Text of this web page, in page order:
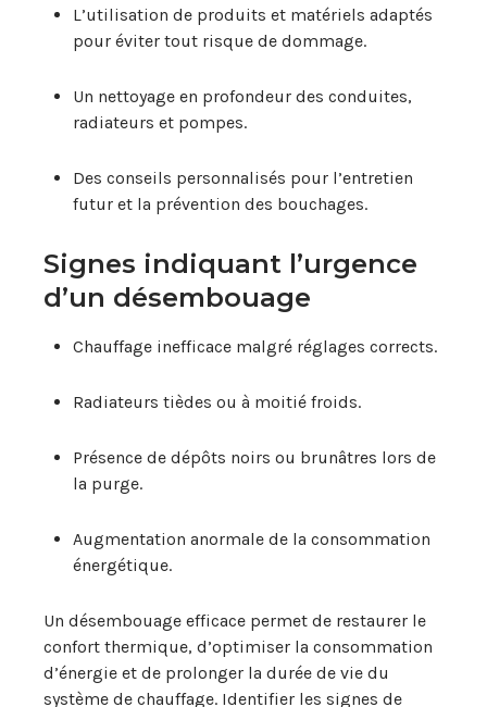
L’utilisation de produits et matériels adaptés
pour éviter tout risque de dommage.
Un nettoyage en profondeur des conduites,
radiateurs et pompes.
Des conseils personnalisés pour l’entretien
futur et la prévention des bouchages.
Signes indiquant l’urgence
d’un désembouage
Chauffage inefficace malgré réglages corrects.
Radiateurs tièdes ou à moitié froids.
Présence de dépôts noirs ou brunâtres lors de
la purge.
Augmentation anormale de la consommation
énergétique.
Un désembouage efficace permet de restaurer le
confort thermique, d’optimiser la consommation
d’énergie et de prolonger la durée de vie du
système de chauffage. Identifier les signes de